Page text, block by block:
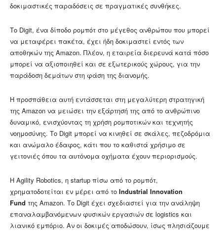
δοκιμαστικές παραδόσεις σε πραγματικές συνθήκες.
Το Digit, ένα δίποδο ρομπότ στο μέγεθος ανθρώπου που μπορεί
να μεταφέρει πακέτα, έχει ήδη δοκιμαστεί εντός των
αποθηκών της Amazon. Πλέον, η εταιρεία διερευνά κατά πόσο
μπορεί να αξιοποιηθεί και σε εξωτερικούς χώρους, για την
παράδοση δεμάτων στη φάση της διανομής.
Η προσπάθεια αυτή εντάσσεται στη μεγαλύτερη στρατηγική
της Amazon να μειώσει την εξάρτησή της από το ανθρώπινο
δυναμικό, ενισχύοντας τη χρήση ρομποτικών και τεχνητής
νοημοσύνης. Το Digit μπορεί να κινηθεί σε σκάλες, πεζοδρόμια
και ανώμαλο έδαφος, κάτι που το καθιστά χρήσιμο σε
γειτονιές όπου τα αυτόνομα οχήματα έχουν περιορισμούς.
Η Agility Robotics, η startup πίσω από το ρομπότ,
χρηματοδοτείται εν μέρει από το Industrial Innovation
Fund της Amazon. Το Digit έχει σχεδιαστεί για την ανάληψη
επαναλαμβανόμενων φυσικών εργασιών σε logistics και
λιανικό εμπόριο. Αν οι δοκιμές αποδώσουν, ίσως πλησιάζουμε